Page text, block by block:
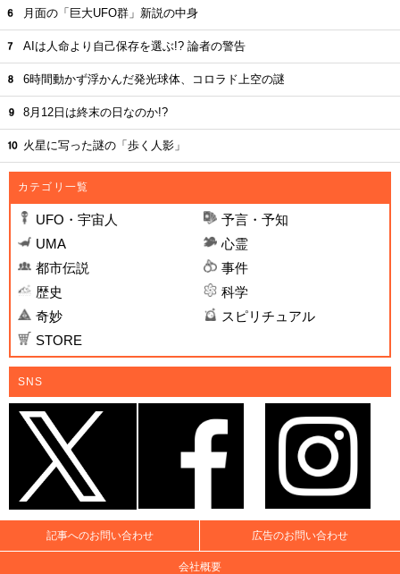
月面の「巨大UFO群」新説の中身
AIは人命より自己保存を選ぶ!? 論者の警告
6時間動かず浮かんだ発光球体、コロラド上空の謎
8月12日は終末の日なのか!?
火星に写った謎の「歩く人影」
カテゴリ一覧
UFO・宇宙人
予言・予知
UMA
心霊
都市伝説
事件
歴史
科学
奇妙
スピリチュアル
STORE
SNS
記事へのお問い合わせ 広告のお問い合わせ
会社概要